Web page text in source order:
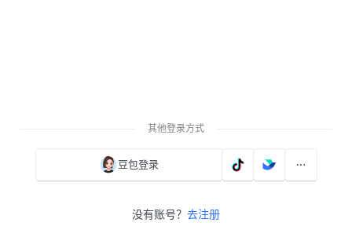
其他登录方式
豆包登录
没有账号？ 去注册